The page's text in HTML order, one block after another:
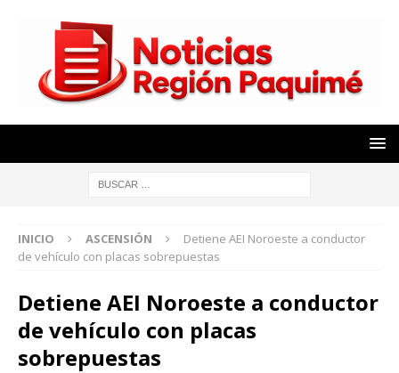
INICIO ASCENSIÓN
Detiene AEI Noroeste a conductor
de vehículo con placas sobrepuestas
Detiene AEI Noroeste a conductor
de vehículo con placas
sobrepuestas